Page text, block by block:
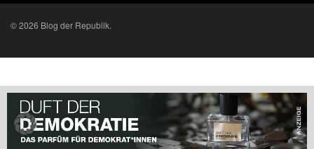
© 2026 Blog der Republik.